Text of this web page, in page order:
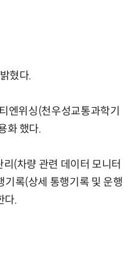
혔다.
엔위싱(천우성교통과학기
화 했다.
(차량 관련 데이터 모니터
록(상세 통행기록 및 운행
다.